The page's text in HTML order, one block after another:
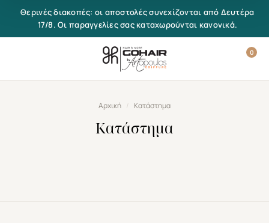
Μετάβαση στο περιεχόμενο
Θερινές διακοπές: οι αποστολές συνεχίζονται από Δευτέρα
17/8. Οι παραγγελίες σας καταχωρούνται κανονικά.
0
Αρχική / Κατάστημα
Κατάστημα